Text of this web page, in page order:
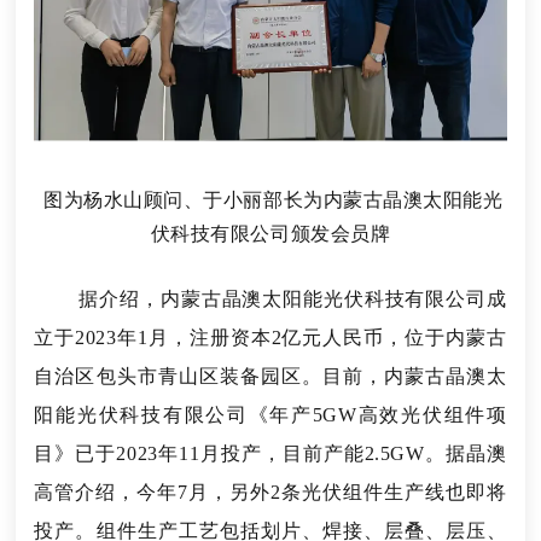
图为杨水山顾问、于小丽部长为内蒙古晶澳太阳能光
伏科技有限公司颁发会员牌
据介绍，内蒙古晶澳太阳能光伏科技有限公司成
立于2023年1月，注册资本2亿元人民币，位于内蒙古
自治区包头市青山区装备园区。目前，内蒙古晶澳太
阳能光伏科技有限公司《年产5GW高效光伏组件项
目》已于2023年11月投产，目前产能2.5GW。据晶澳
高管介绍，今年7月，另外2条光伏组件生产线也即将
投产。组件生产工艺包括划片、焊接、层叠、层压、